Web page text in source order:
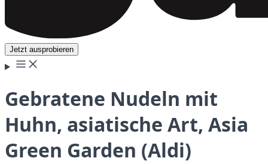
Jetzt ausprobieren
Gebratene Nudeln mit
Huhn, asiatische Art, Asia
Green Garden (Aldi)